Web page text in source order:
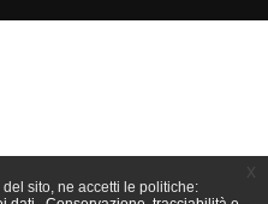
sito, ne accetti le politiche: